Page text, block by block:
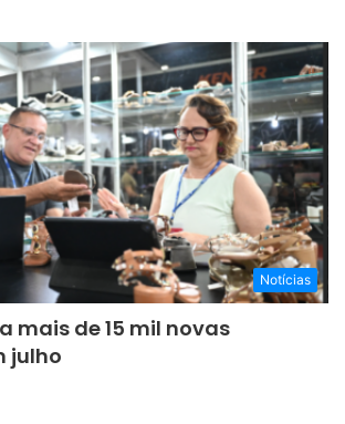
Notícias
mais de 15 mil novas
julho